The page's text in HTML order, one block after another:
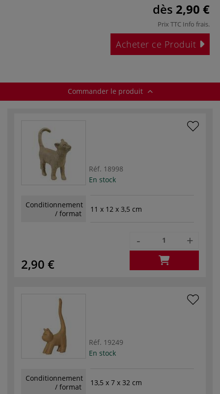
dès 2,90 €
Prix TTC Info frais.
Acheter ce Produit
Commander le produit
Réf. 18998
En stock
Conditionnement
/ format
11 x 12 x 3,5 cm
2,90 €
- +
Réf. 19249
En stock
Conditionnement
/ format
13,5 x 7 x 32 cm